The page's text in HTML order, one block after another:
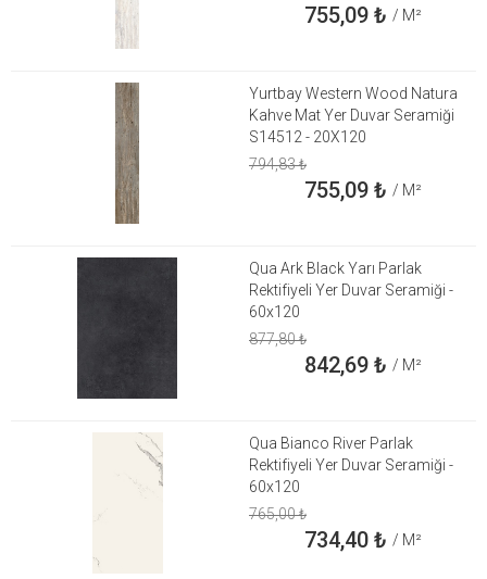
755,09₺ / M²
Yurtbay Western Wood Natura
Kahve Mat Yer Duvar Seramiği
S14512 - 20X120
794,83₺
755,09₺ / M²
Qua Ark Black Yarı Parlak
Rektifiyeli Yer Duvar Seramiği -
60x120
877,80₺
842,69₺ / M²
Qua Bianco River Parlak
Rektifiyeli Yer Duvar Seramiği -
60x120
765,00₺
734,40₺ / M²